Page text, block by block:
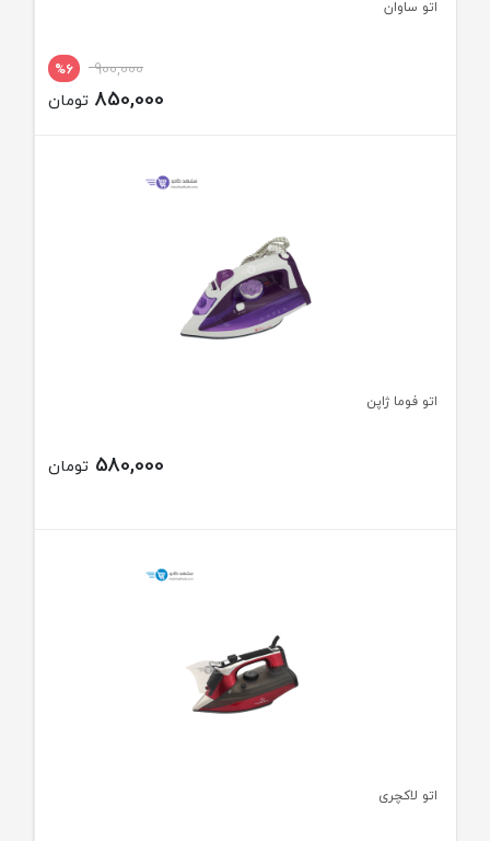
اتو ساوان
900,000
%6
850,000 تومان
اتو فوما ژاپن
580,000 تومان
اتو لاکچری